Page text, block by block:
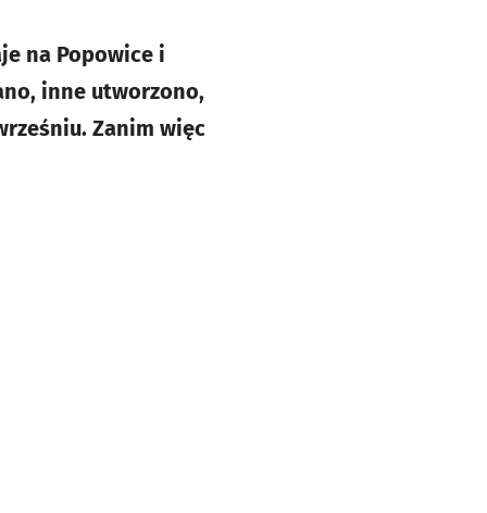
na Popowice i
inne utworzono,
Zanim więc